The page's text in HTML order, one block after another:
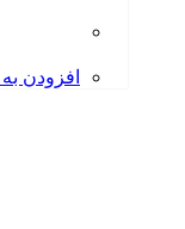
افزودن